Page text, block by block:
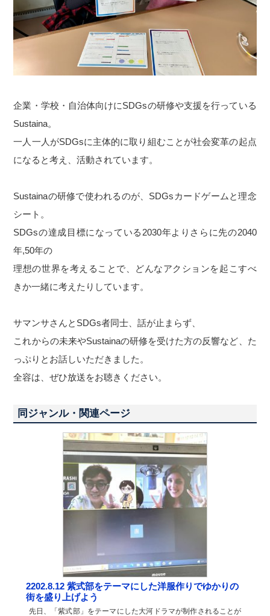
企業・学校・自治体向けにSDGsの研修や支援を行っている
Sustaina。
一人一人がSDGsに主体的に取り組むことが社会変革の起点
になると考え、活動されています。
Sustainaの研修で使われるのが、SDGsカードゲームと理念
シート。
SDGsの達成目標になっている2030年よりさらに先の2040
年,50年の
理想の世界を考えることで、どんなアクションを起こすべ
きか一緒に考えたりしています。
サマンサさんとSDGs者同士、話が止まらず、
これからの未来やSustainaの研修を受けた方の反響など、た
っぷりとお話しいただきました。
全容は、ぜひ放送をお聴きください。
同ジャンル・関連ページ
2202.8.12 紫式部をテーマにした洋服作りでゆかりの
街を盛り上げよう
先日、「紫式部」をテーマにした大河ドラマが制作されることが